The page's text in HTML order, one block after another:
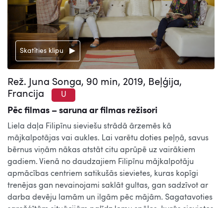
Skatīties klipu
Rež. Juna Songa, 90 min, 2019, Beļģija,
Francija
U
Pēc filmas – saruna ar filmas režisori
Liela daļa Filipīnu sieviešu strādā ārzemēs kā
mājkalpotājas vai aukles. Lai varētu doties peļņā, savus
bērnus viņām nākas atstāt citu aprūpē uz vairākiem
gadiem. Vienā no daudzajiem Filipīnu mājkalpotāju
apmācības centriem satikušās sievietes, kuras kopīgi
trenējas gan nevainojami saklāt gultas, gan sadzīvot ar
darba devēju lamām un ilgām pēc mājām. Sagatavoties